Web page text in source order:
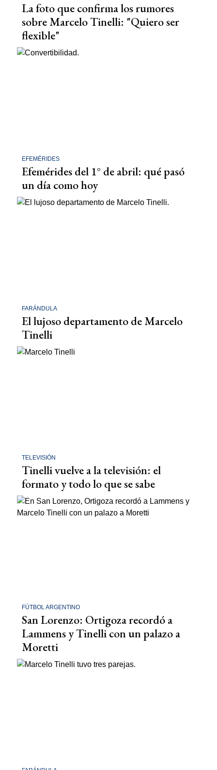
La foto que confirma los rumores
sobre Marcelo Tinelli: "Quiero ser
flexible"
EFEMÉRIDES
Efemérides del 1° de abril: qué pasó
un día como hoy
FARÁNDULA
El lujoso departamento de Marcelo
Tinelli
TELEVISIÓN
Tinelli vuelve a la televisión: el
formato y todo lo que se sabe
FÚTBOL ARGENTINO
San Lorenzo: Ortigoza recordó a
Lammens y Tinelli con un palazo a
Moretti